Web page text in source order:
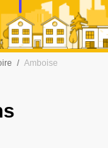
Amboise